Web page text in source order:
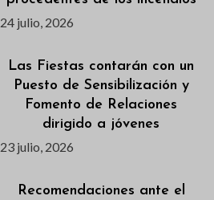
24 julio, 2026
Las Fiestas contarán con un
Puesto de Sensibilización y
Fomento de Relaciones
dirigido a jóvenes
23 julio, 2026
Recomendaciones ante el